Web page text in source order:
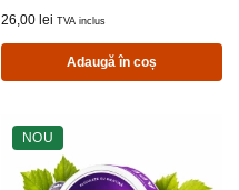
26,00 lei TVA inclus
Adaugă în coș
NOU